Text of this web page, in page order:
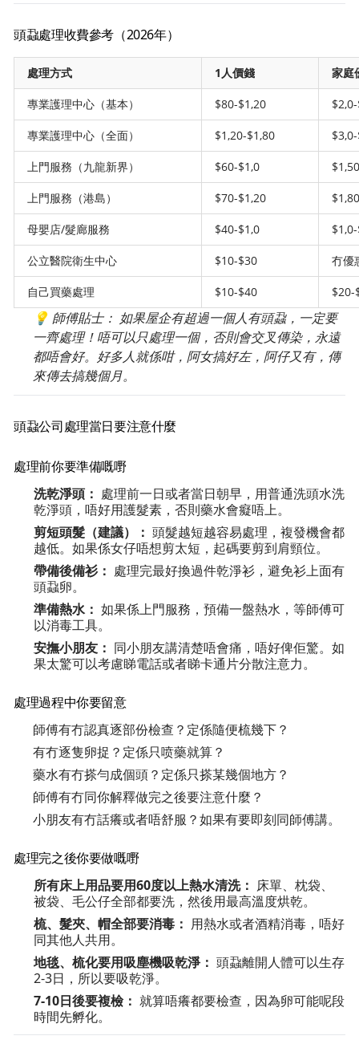
頭蝨處理收費參考（2026年）
處理方式 1人價錢 家庭
專業護理中心（基本） $80-$1,20
專業護理中心（全面） $1,20-$1,80
上門服務（九龍新界） $60-$1,0
上門服務（港島） $70-$1,20
母嬰店/髮廊服務 $40-$1,0
公立醫院衛生中心 $10-$30 冇優
自己買藥處理 $10-$40 $20-
💡 師傅貼士： 如果屋企有超過一個人有頭蝨，一定要
一齊處理！唔可以只處理一個，否則會交叉傳染，永遠
都唔會好。好多人就係咁，阿女搞好左，阿仔又有，傳
來傳去搞幾個月。
頭蝨公司處理當日要注意什麼
處理前你要準備嘅嘢
洗乾淨頭： 處理前一日或者當日朝早，用普通洗頭水洗
乾淨頭，唔好用護髮素，否則藥水會癡唔上。
剪短頭髮（建議）： 頭髮越短越容易處理，複發機會都
越低。如果係女仔唔想剪太短，起碼要剪到肩頸位。
帶備後備衫： 處理完最好換過件乾淨衫，避免衫上面有
頭蝨卵。
準備熱水： 如果係上門服務，預備一盤熱水，等師傅可
以消毒工具。
安撫小朋友： 同小朋友講清楚唔會痛，唔好俾佢驚。如
果太驚可以考慮睇電話或者睇卡通片分散注意力。
處理過程中你要留意
師傅有冇認真逐部份檢查？定係隨便梳幾下？
有冇逐隻卵捉？定係只喷藥就算？
藥水有冇搽勻成個頭？定係只搽某幾個地方？
師傅有冇同你解釋做完之後要注意什麼？
小朋友有冇話癢或者唔舒服？如果有要即刻同師傅講。
處理完之後你要做嘅嘢
所有床上用品要用60度以上熱水清洗： 床單、枕袋、
被袋、毛公仔全部都要洗，然後用最高溫度烘乾。
梳、髮夾、帽全部要消毒： 用熱水或者酒精消毒，唔好
同其他人共用。
地毯、梳化要用吸塵機吸乾淨： 頭蝨離開人體可以生存
2-3日，所以要吸乾淨。
7-10日後要複檢： 就算唔癢都要檢查，因為卵可能呢段
時間先孵化。